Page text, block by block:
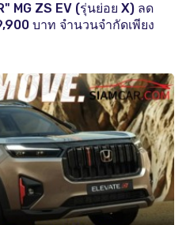
MG ZS EV (รุ่นย่อย X) ลด
บาท จำนวนจำกัดเพียง